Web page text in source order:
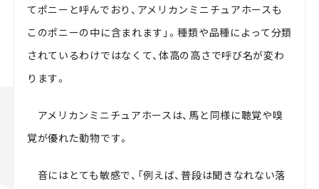
てポニーと呼んでおり、アメリカンミニチュアホースも
このポニーの中に含まれます」。種類や品種によって分類
されているわけではなくて、体高の高さで呼び名が変わ
ります。
アメリカンミニチュアホースは、馬と同様に聴覚や嗅
覚が優れた動物です。
音にはとても敏感で、「例えば、普段は聞きなれない落